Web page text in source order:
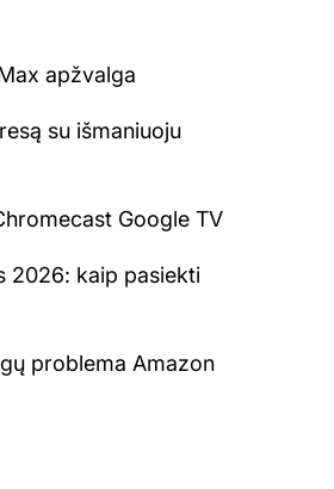
apžvalga
su išmaniuoju
Google TV
2026: kaip pasiekti
problema Amazon